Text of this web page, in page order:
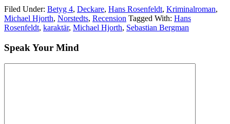
Filed Under: Betyg 4, Deckare, Hans Rosenfeldt, Kriminalroman,
Michael Hjorth, Norstedts, Recension Tagged With: Hans
Rosenfeldt, karaktär, Michael Hjorth, Sebastian Bergman
Speak Your Mind